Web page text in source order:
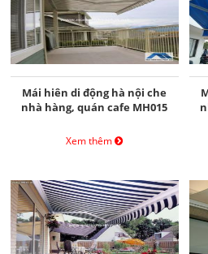
Mái hiên di động hà nội che
nhà hàng, quán cafe MH015
Xem thêm